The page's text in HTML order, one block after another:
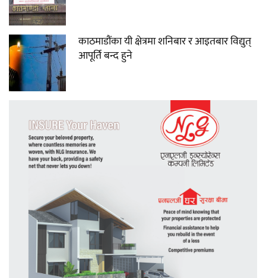
काठमाडौंका यी क्षेत्रमा शनिबार र आइतबार विद्युत्
आपूर्ति बन्द हुने